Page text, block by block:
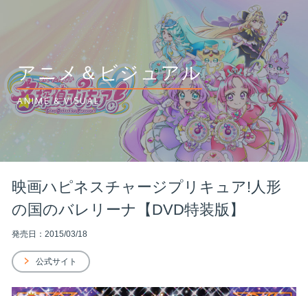
アニメ＆ビジュアル
ANIME & VISUAL
映画ハピネスチャージプリキュア!人形
の国のバレリーナ【DVD特装版】
発売日：2015/03/18
公式サイト